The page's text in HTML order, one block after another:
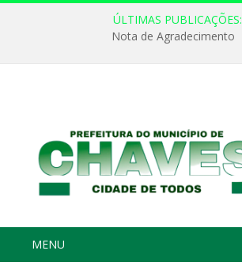
ÚLTIMAS PUBLICAÇÕES:
Nota de Agradecimento
MENU